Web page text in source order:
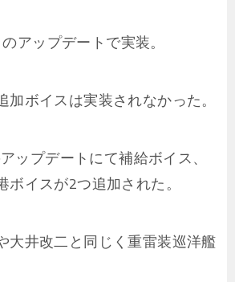
アップデートで実装。
ボイスは実装されなかった。
ップデートにて補給ボイス、
イスが2つ追加された。
大井改二と同じく重雷装巡洋艦